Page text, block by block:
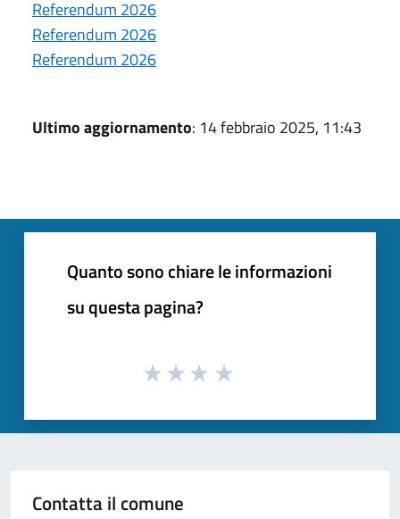
Referendum 2026
Referendum 2026
Referendum 2026
Ultimo aggiornamento: 14 febbraio 2025, 11:43
Quanto sono chiare le informazioni
su questa pagina?
Contatta il comune